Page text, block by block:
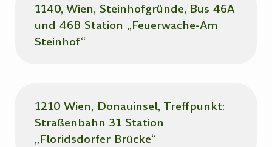
1140, Wien, Steinhofgründe, Bus 46A
und 46B Station „Feuerwache-Am
Steinhof“
1210 Wien, Donauinsel, Treffpunkt:
Straßenbahn 31 Station
„Floridsdorfer Brücke“